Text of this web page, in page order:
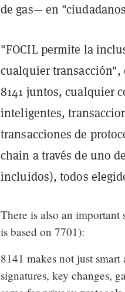
de gas— en
"FOCIL permite la
cualquier
8141 juntos, cualquier
inteligentes,
transacciones de
chain a través de uno
incluidos), todos
There is also an
is based on 7701):
8141 makes not just
signatures, key changes,